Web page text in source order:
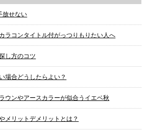
放せない
ラコンタイトル付がっつりもりたい人へ
し方のコツ
場合どうしたらよい？
ウンやアースカラーが似合うイエベ秋
メリットデメリットとは？